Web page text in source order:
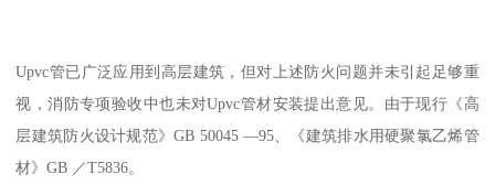
Upvc管已广泛应用到高层建筑，但对上述防火问题并未引起足够重
视，消防专项验收中也未对Upvc管材安装提出意见。由于现行《高
层建筑防火设计规范》GB 50045 —95、《建筑排水用硬聚氯乙烯管
材》GB ／T5836。